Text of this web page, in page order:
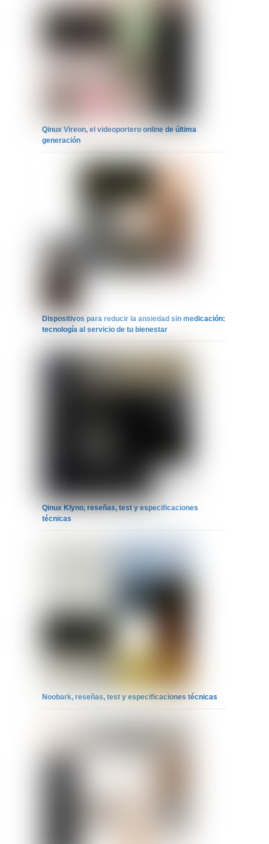
Qinux Vireon, el videoportero online de última
generación
Dispositivos para reducir la ansiedad sin medicación:
tecnología al servicio de tu bienestar
Qinux Klyno, reseñas, test y especificaciones
técnicas
Noobark, reseñas, test y especificaciones técnicas